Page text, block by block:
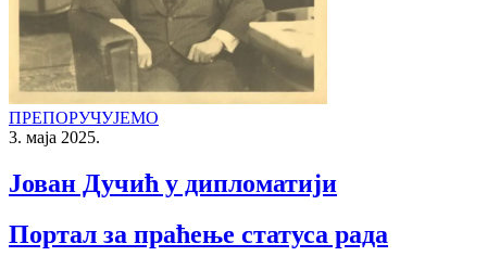
ПРЕПОРУЧУЈЕМО
3. маја 2025.
Јован Дучић у дипломатији
Портал за праћење статуса рада